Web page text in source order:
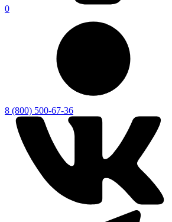
0
8 (800) 500-67-36